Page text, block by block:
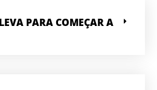
PARA COMEÇAR A